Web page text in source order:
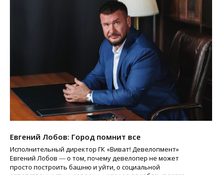
Евгений Лобов: Город помнит все
Исполнительный директор ГК «Виват! Девелопмент»
Евгений Лобов ― о том, почему девелопер не может
просто построить башню и уйти, о социальной